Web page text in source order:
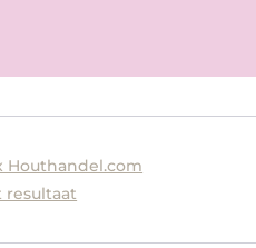
Houthandel.com
resultaat